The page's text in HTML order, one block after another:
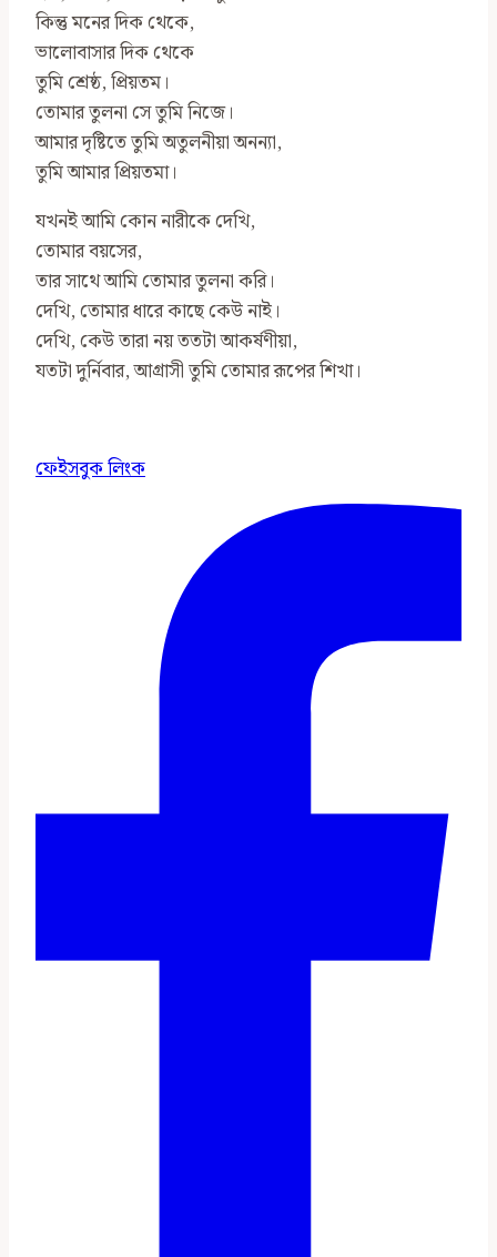
কিন্তু মনের দিক থেকে,
ভালোবাসার দিক থেকে
তুমি শ্রেষ্ঠ, প্রিয়তম।
তোমার তুলনা সে তুমি নিজে।
আমার দৃষ্টিতে তুমি অতুলনীয়া অনন্যা,
তুমি আমার প্রিয়তমা।
যখনই আমি কোন নারীকে দেখি,
তোমার বয়সের,
তার সাথে আমি তোমার তুলনা করি।
দেখি, তোমার ধারে কাছে কেউ নাই।
দেখি, কেউ তারা নয় ততটা আকর্ষণীয়া,
যতটা দুর্নিবার, আগ্রাসী তুমি তোমার রূপের শিখা।
ফেইসবুক লিংক